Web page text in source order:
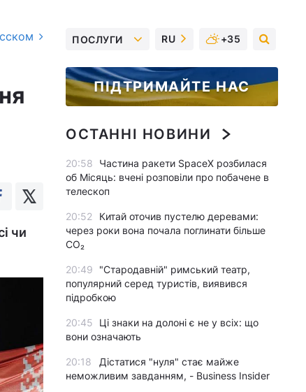
чи
ПОСЛУГИ RU +35
ПІДТРИМАЙТЕ НАС
ОСТАННІ НОВИНИ
20:58
Частина ракети SpaceX розбилася
об Місяць: вчені розповіли про побачене в
телескоп
20:52
Китай оточив пустелю деревами:
через роки вона почала поглинати більше
CO₂
20:49
"Стародавній" римський театр,
популярний серед туристів, виявився
підробкою
20:45
Ці знаки на долоні є не у всіх: що
вони означають
20:18
Дістатися "нуля" стає майже
неможливим завданням, - Business Insider